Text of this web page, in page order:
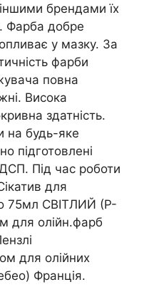
брендами їх
Фарба добре
у мазку. За
фарби
повна
Висока
здатність.
на будь-яке
підготовлені
Під час роботи
для
75мл СВІТЛИЙ (P-
для олійн.фарб
для олійних
Франція.